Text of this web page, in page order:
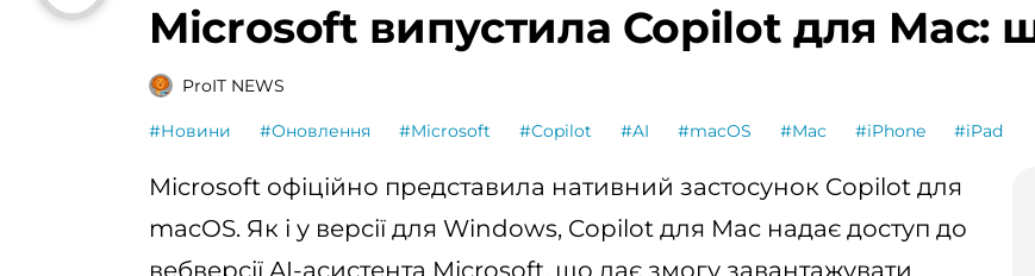
Microsoft випустила Copilot для Mac:
ProIT NEWS
#Новини #Оновлення #Microsoft #Copilot #AI #macOS #Mac #iPhone #iPad
Microsoft офіційно представила нативний застосунок Copilot для
macOS. Як і у версії для Windows, Copilot для Mac надає доступ до
вебверсії AI-асистента Microsoft, що дає змогу завантажувати